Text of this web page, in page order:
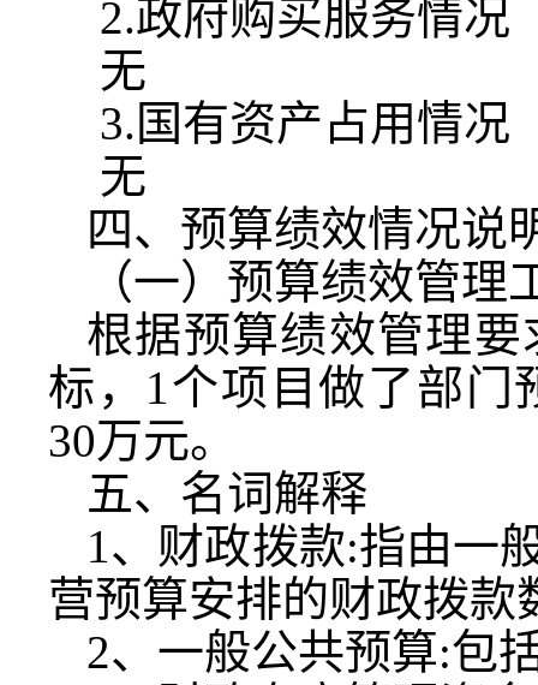
2.政府购买服务情况
无
3.国有资产占用情况
无
四、预算绩效情况说
（一）预算绩效管理
根据预算绩效管理要
标， 1个项目做了部门
30万元。
五、名词解释
1、财政拨款:指由一
营预算安排的财政拨款
2、一般公共预算:包